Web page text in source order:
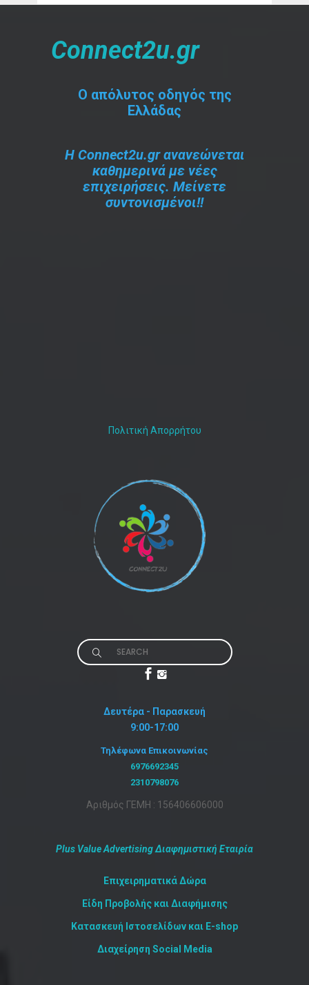
Connect2u.gr
O απόλυτος οδηγός της
Ελλάδας
Η Connect2u.gr ανανεώνεται
καθημερινά με νέες
επιχειρήσεις. Μείνετε
συντονισμένοι!!
Πολιτική Απορρήτου
Search
for:
Δευτέρα - Παρασκευή
9:00-17:00
Τηλέφωνα Επικοινωνίας
6976692345
2310798076
Αριθμός ΓΕΜΗ : 156406606000
Plus Value Advertising Διαφημιστική Εταιρία
Επιχειρηματικά Δώρα
Είδη Προβολής και Διαφήμισης
Κατασκευή Ιστοσελίδων και E-shop
Διαχείρηση Social Media